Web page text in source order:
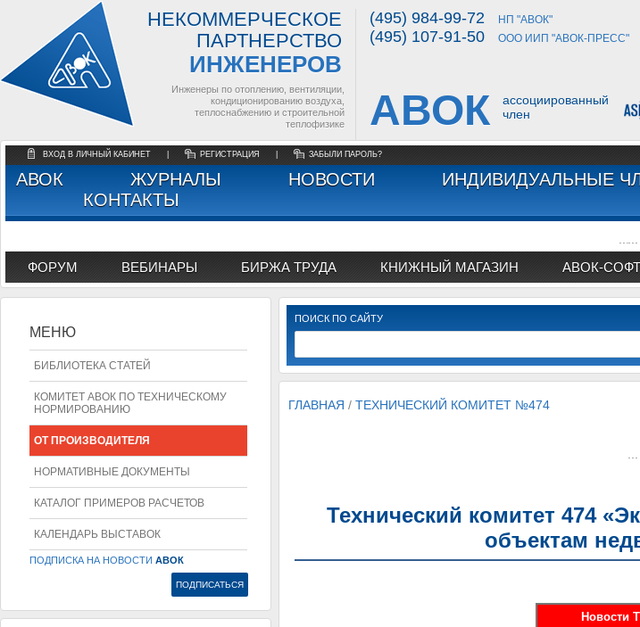
НЕКОММЕРЧЕСКОЕ
ПАРТНЕРСТВО
ИНЖЕНЕРОВ
Инженеры по отоплению, вентиляции,
кондиционированию воздуха,
теплоснабжению и строительной
теплофизике
(495) 984-99-72 НП "АВОК"
(495) 107-91-50 ООО ИИП "АВОК-ПРЕСС"
АВОК
ассоциированный
член
ВХОД В ЛИЧНЫЙ КАБИНЕТ РЕГИСТРАЦИЯ ЗАБЫЛИ ПАРОЛЬ?
АВОК ЖУРНАЛЫ НОВОСТИ ИНДИВИДУАЛЬНЫЕ
КОНТАКТЫ
ФОРУМ ВЕБИНАРЫ БИРЖА ТРУДА КНИЖНЫЙ МАГАЗИН АВОК-СОФТ
ПОИСК ПО САЙТУ
ГЛАВНАЯ / ТЕХНИЧЕСКИЙ КОМИТЕТ №474
Технический комитет 474
объектам
Новости
МЕНЮ
БИБЛИОТЕКА СТАТЕЙ
КОМИТЕТ АВОК ПО ТЕХНИЧЕСКОМУ
НОРМИРОВАНИЮ
ОТ ПРОИЗВОДИТЕЛЯ
НОРМАТИВНЫЕ ДОКУМЕНТЫ
КАТАЛОГ ПРИМЕРОВ РАСЧЕТОВ
КАЛЕНДАРЬ ВЫСТАВОК
ПОДПИСКА НА НОВОСТИ АВОК